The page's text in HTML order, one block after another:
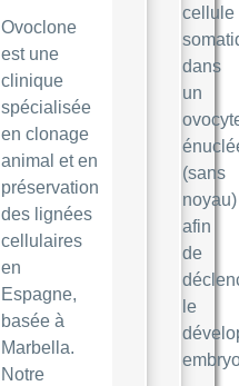
Ovoclone
est une
clinique
spécialisée
en clonage
animal et en
préservation
des lignées
cellulaires
en
Espagne,
basée à
Marbella.
Notre
cellule
dans
un
(sans
noyau)
afin
de
le